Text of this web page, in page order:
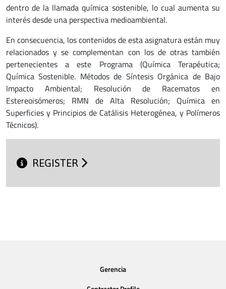
dentro de la llamada química sostenible, lo cual aumenta su
interés desde una perspectiva medioambiental.
En consecuencia, los contenidos de esta asignatura están muy
relacionados y se complementan con los de otras también
pertenecientes a este Programa (Química Terapéutica;
Química Sostenible. Métodos de Síntesis Orgánica de Bajo
Impacto Ambiental; Resolución de Racematos en
Estereoisómeros; RMN de Alta Resolución; Química en
Superficies y Principios de Catálisis Heterogénea, y Polímeros
Técnicos).
REGISTER
Gerencia